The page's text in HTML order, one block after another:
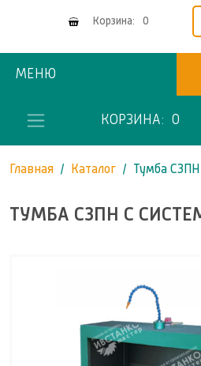
Корзина: 0
МЕНЮ
КОРЗИНА: 0
Главная Каталог Тумба
ТУМБА СЗПН С